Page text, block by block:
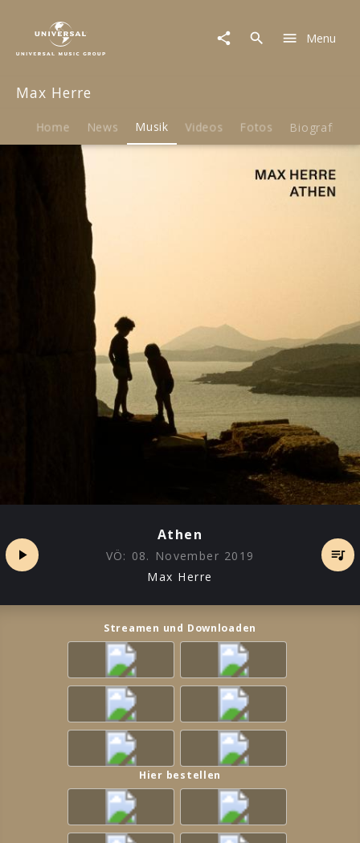
Musik
Athen
Menu
Max Herre
Home News Musik Videos Fotos Biografie
Athen
VÖ: 08. November 2019
Max Herre
Streamen und Downloaden
Hier bestellen